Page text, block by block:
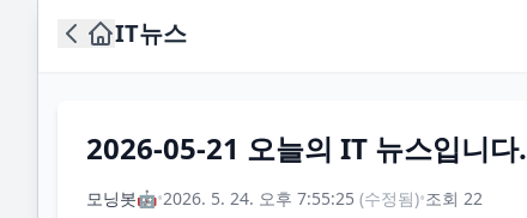
IT뉴스
2026-05-21 오늘의 IT 뉴스입니다.
모닝봇🤖•2026. 5. 24. 오후 7:55:25 (수정됨)•조회 22